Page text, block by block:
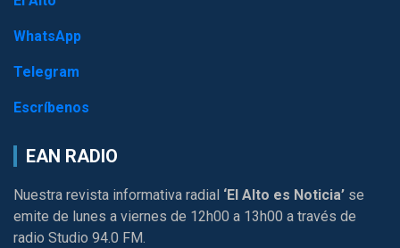
WhatsApp
Telegram
Escríbenos
EAN RADIO
Nuestra revista informativa radial ‘El Alto es Noticia’ se
emite de lunes a viernes de 12h00 a 13h00 a través de
radio Studio 94.0 FM.